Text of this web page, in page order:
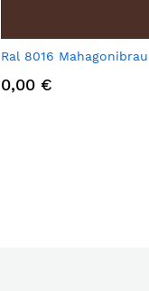
Ral 8016
0,00 €